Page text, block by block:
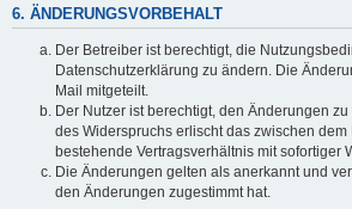
6. ÄNDERUNGSVORBEHALT
Der Betreiber ist berechtigt, die
Datenschutzerklärung zu ändern. Die
Mail mitgeteilt.
Der Nutzer ist berechtigt, den Änderungen
des Widerspruchs erlischt das zwischen
bestehende Vertragsverhältnis mit sofortiger
Die Änderungen gelten als anerkannt und
den Änderungen zugestimmt hat.